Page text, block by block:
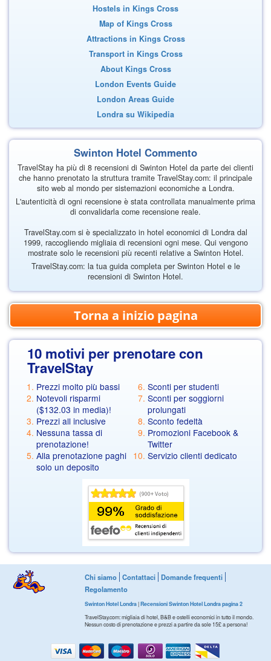
Hostels in Kings Cross
Map of Kings Cross
Attractions in Kings Cross
Transport in Kings Cross
About Kings Cross
London Events Guide
London Areas Guide
Londra su Wikipedia
Swinton Hotel Commento
TravelStay ha più di 8 recensioni di Swinton Hotel da parte dei clienti
che hanno prenotato la struttura tramite TravelStay.com: il principale
sito web al mondo per sistemazioni economiche a Londra.
L'autenticità di ogni recensione è stata controllata manualmente prima
di convalidarla come recensione reale.
TravelStay.com si è specializzato in hotel economici di Londra dal
1999, raccogliendo migliaia di recensioni ogni mese. Qui vengono
mostrate solo le recensioni più recenti relative a Swinton Hotel.
TravelStay.com: la tua guida completa per Swinton Hotel e le
recensioni di Swinton Hotel.
Torna a inizio pagina
10 motivi per prenotare con
TravelStay
Prezzi molto più bassi
Notevoli risparmi
($132.03 in media)!
Prezzi all inclusive
Nessuna tassa di
prenotazione!
Alla prenotazione paghi
solo un deposito
Sconti per studenti
Sconti per soggiorni
prolungati
Sconto fedeltà
Promozioni Facebook &
Twitter
Servizio clienti dedicato
Chi siamo Contattaci
Domande frequenti
Regolamento
Swinton Hotel Londra|Recensioni Swinton Hotel Londra pagina 2
TravelStay.com: migliaia di hotel, B&B e ostelli economici in tutto il mondo.
Nessun costo di prenotazione e prezzi a partire da sole 15£ a persona!